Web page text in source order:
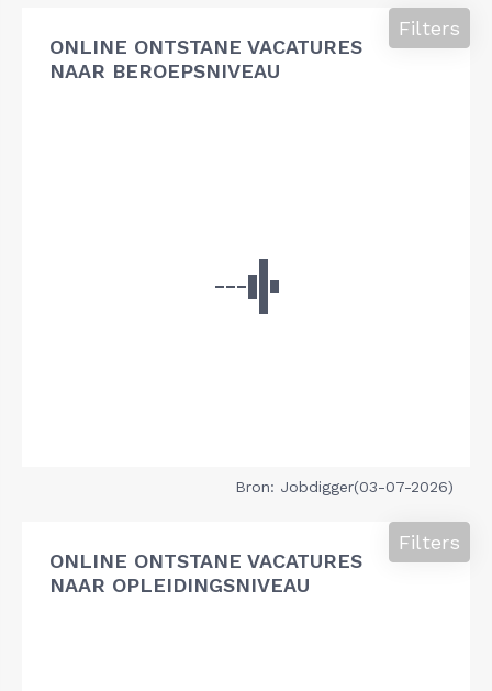
ONLINE ONTSTANE VACATURES
NAAR BEROEPSNIVEAU
Filters
Bron: Jobdigger(03-07-2026)
ONLINE ONTSTANE VACATURES
NAAR OPLEIDINGSNIVEAU
Filters